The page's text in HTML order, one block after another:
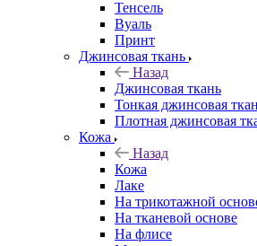
Тенсель
Вуаль
Принт
Джинсовая ткань
Назад
Джинсовая ткань
Тонкая джинсовая
Плотная джинсовая
Кожа
Назад
Кожа
Лаке
На трикотажной
На тканевой основе
На флисе